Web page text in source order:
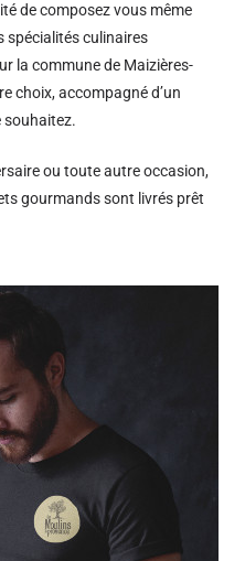
de composez vous même
spécialités culinaires
la commune de Maizières-
choix, accompagné d’un
souhaitez.
ou toute autre occasion,
gourmands sont livrés prêt